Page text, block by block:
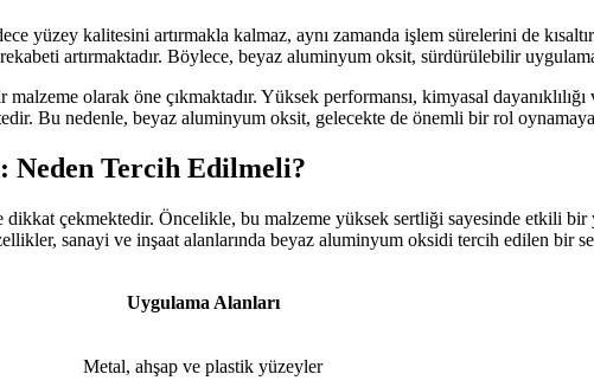
yüzey kalitesini artırmakla kalmaz, aynı zamanda işlem sürelerini de
artırmaktadır. Böylece, beyaz aluminyum oksit, sürdürülebilir
olarak öne çıkmaktadır. Yüksek performansı, kimyasal
Bu nedenle, beyaz aluminyum oksit, gelecekte de önemli bir rol
Neden Tercih Edilmeli?
çekmektedir. Öncelikle, bu malzeme yüksek sertliği sayesinde etkili bir
sanayi ve inşaat alanlarında beyaz aluminyum oksidi tercih edilen bir
Uygulama Alanları
Metal, ahşap ve plastik yüzeyler